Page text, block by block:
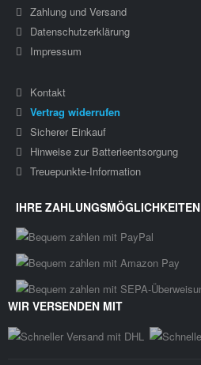
Zahlung und Versand
Datenschutzerklärung
Impressum
Kontakt
Vertrag widerrufen
Sicherer Einkauf
Hinweise zur Batterieentsorgung
Treuepunkte-Information
IHRE ZAHLUNGSMÖGLICHKEITEN
WIR VERSENDEN MIT